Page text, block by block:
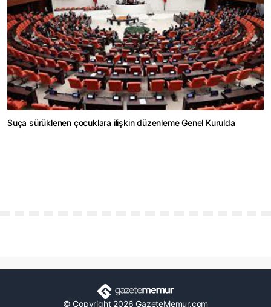
Suça sürüklenen çocuklara ilişkin düzenleme Genel Kurulda
© Copyright 2026 GazeteMemur.com